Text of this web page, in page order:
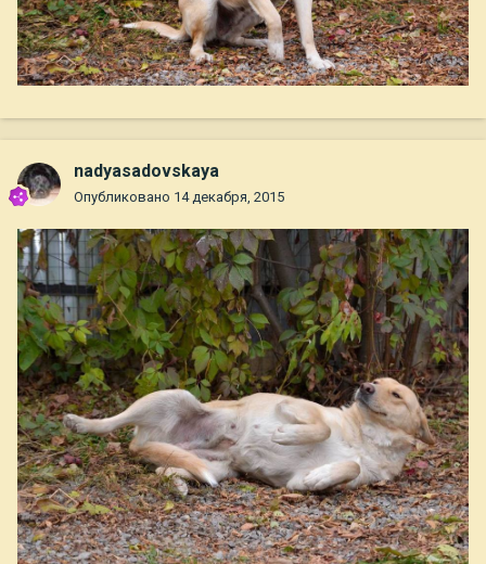
nadyasadovskaya
Опубликовано 14 декабря, 2015